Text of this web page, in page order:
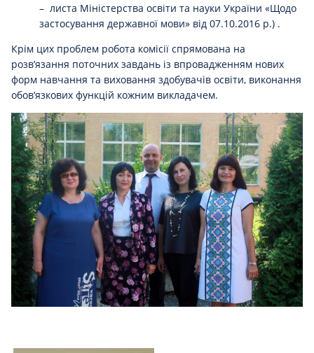
– листа Міністерства освіти та науки України «Щодо
застосування державної мови» від 07.10.2016 р.) .
Крім цих проблем робота комісії спрямована на
розв’язання поточних завдань із впровадженням нових
форм навчання та виховання здобувачів освіти, виконання
обов’язкових функцій кожним викладачем.